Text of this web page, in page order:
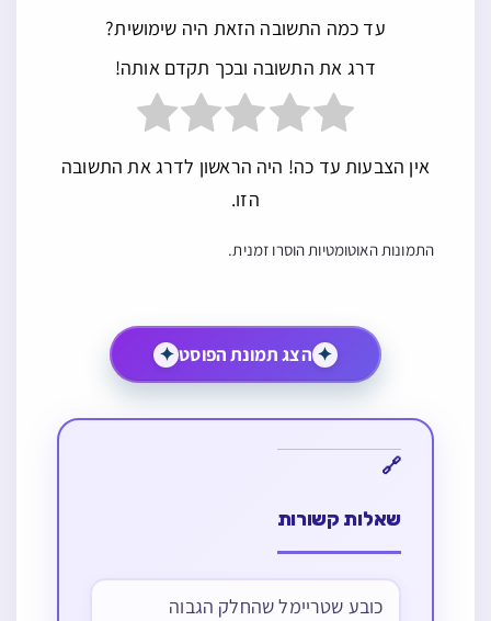
עד כמה התשובה הזאת היה שימושית?
דרג את התשובה ובכך תקדם אותה!
אין הצבעות עד כה! היה הראשון לדרג את התשובה
הזו.
התמונות האוטומטיות הוסרו זמנית.
✦ הצג תמונת הפוסט ✦
שאלות קשורות
כובע שטריימל שהחלק הגבוה